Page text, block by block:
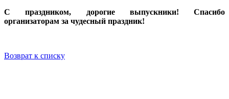
С праздником, дорогие выпускники! Спасибо
организаторам за чудесный праздник!
Возврат к списку